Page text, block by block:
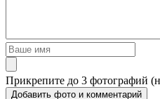
Прикрепите до 3 фотографий